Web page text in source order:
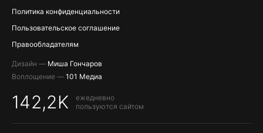
Политика конфиденциальности
Пользовательское соглашение
Правообладателям
Дизайн — Миша Гончаров
Воплощение — 101 Медиа
142,2K
ежедневно
пользуются сайтом